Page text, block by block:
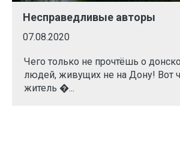
Несправедливые авторы
07.08.2020
Чего только не прочтёшь о
людей, живущих не на Дону! Вот
житель �...